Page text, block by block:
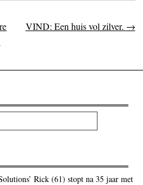
VIND: Een huis vol zilver. →
Rick (61) stopt na 35 jaar met